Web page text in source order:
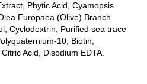
Phytic Acid, Cyamopsis
Europaea (Olive) Branch
Cyclodextrin, Purified sea trace
10, Biotin,
Acid, Disodium EDTA.